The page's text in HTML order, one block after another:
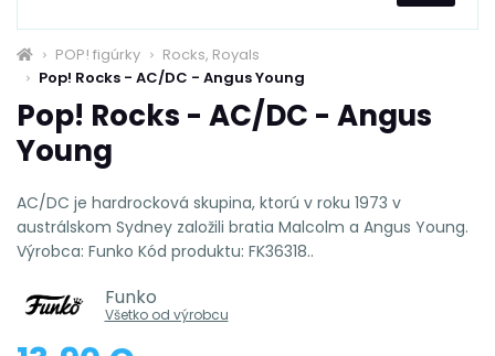
POP! figúrky
Rocks, Royals
Pop! Rocks - AC/DC - Angus Young
Pop! Rocks - AC/DC - Angus
Young
AC/DC je hardrocková skupina, ktorú v roku 1973 v
austrálskom Sydney založili bratia Malcolm a Angus Young.
Výrobca: Funko Kód produktu: FK36318..
Funko
Všetko od výrobcu